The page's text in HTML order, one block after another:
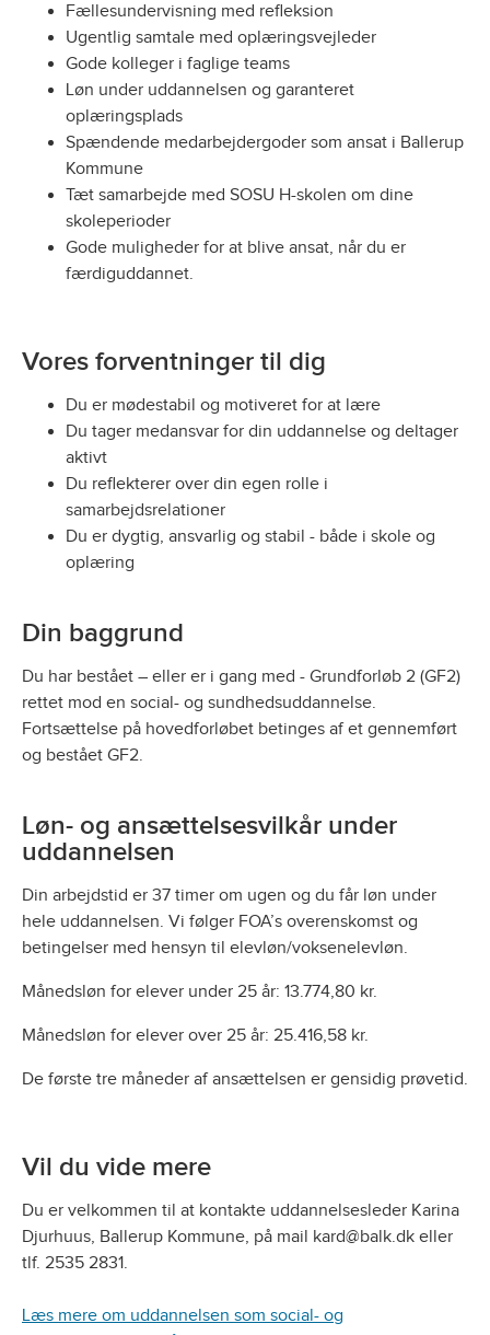
Fællesundervisning med refleksion
Ugentlig samtale med oplæringsvejleder
Gode kolleger i faglige teams
Løn under uddannelsen og garanteret
oplæringsplads
Spændende medarbejdergoder som ansat i Ballerup
Kommune
Tæt samarbejde med SOSU H-skolen om dine
skoleperioder
Gode muligheder for at blive ansat, når du er
færdiguddannet.
Vores forventninger til dig
Du er mødestabil og motiveret for at lære
Du tager medansvar for din uddannelse og deltager
aktivt
Du reflekterer over din egen rolle i
samarbejdsrelationer
Du er dygtig, ansvarlig og stabil - både i skole og
oplæring
Din baggrund
Du har bestået – eller er i gang med - Grundforløb 2 (GF2)
rettet mod en social- og sundhedsuddannelse.
Fortsættelse på hovedforløbet betinges af et gennemført
og bestået GF2.
Løn- og ansættelsesvilkår under
uddannelsen
Din arbejdstid er 37 timer om ugen og du får løn under
hele uddannelsen. Vi følger FOA’s overenskomst og
betingelser med hensyn til elevløn/voksenelevløn.
Månedsløn for elever under 25 år: 13.774,80 kr.
Månedsløn for elever over 25 år: 25.416,58 kr.
De første tre måneder af ansættelsen er gensidig prøvetid.
Vil du vide mere
Du er velkommen til at kontakte uddannelsesleder Karina
Djurhuus, Ballerup Kommune, på mail kard@balk.dk eller
tlf. 2535 2831.
Læs mere om uddannelsen som social- og